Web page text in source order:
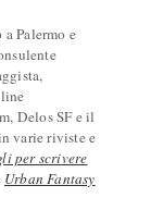
Palermo e
Delos SF e il
varie riviste e
per scrivere
Urban Fantasy